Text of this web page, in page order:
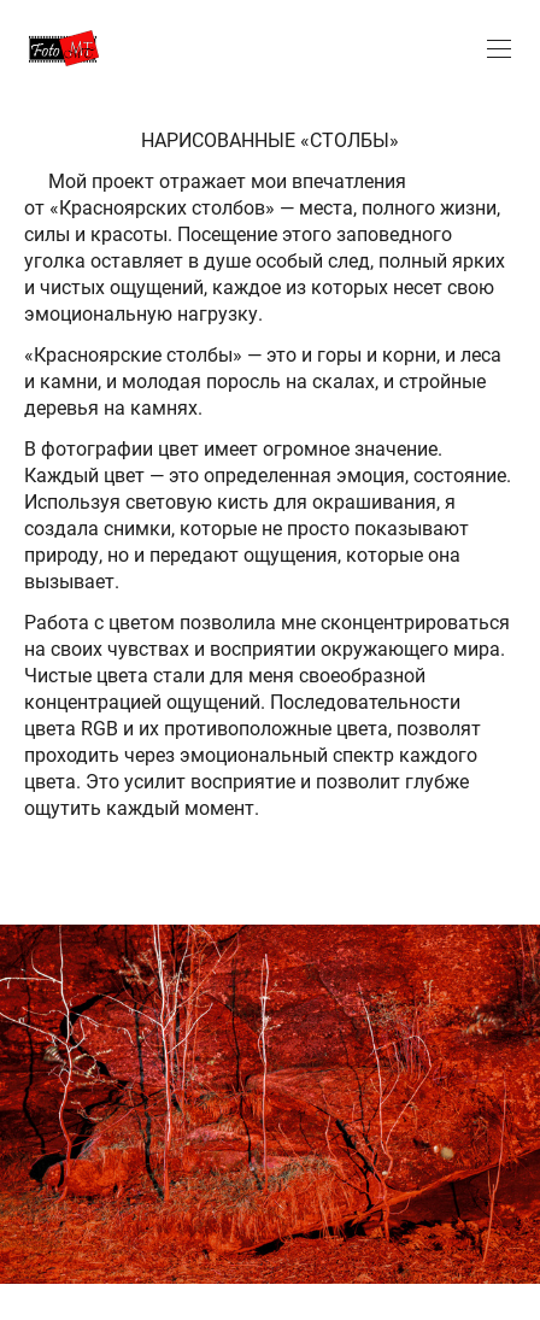
НАРИСОВАННЫЕ «СТОЛБЫ»
Мой проект отражает мои впечатления
от «Красноярских столбов» — места, полного жизни,
силы и красоты. Посещение этого заповедного
уголка оставляет в душе особый след, полный ярких
и чистых ощущений, каждое из которых несет свою
эмоциональную нагрузку.
«Красноярские столбы» — это и горы и корни, и леса
и камни, и молодая поросль на скалах, и стройные
деревья на камнях.
В фотографии цвет имеет огромное значение.
Каждый цвет — это определенная эмоция, состояние.
Используя световую кисть для окрашивания, я
создала снимки, которые не просто показывают
природу, но и передают ощущения, которые она
вызывает.
Работа с цветом позволила мне сконцентрироваться
на своих чувствах и восприятии окружающего мира.
Чистые цвета стали для меня своеобразной
концентрацией ощущений. Последовательности
цвета RGB и их противоположные цвета, позволят
проходить через эмоциональный спектр каждого
цвета. Это усилит восприятие и позволит глубже
ощутить каждый момент.